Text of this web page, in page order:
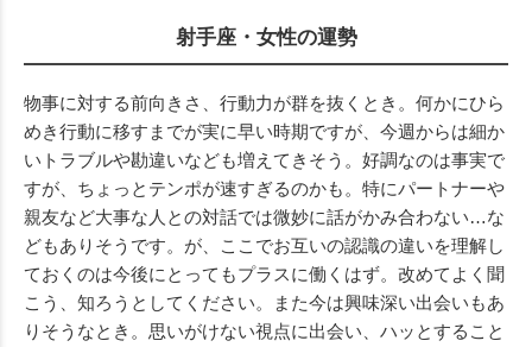
射手座・女性の運勢
物事に対する前向きさ、行動力が群を抜くとき。何かにひら
めき行動に移すまでが実に早い時期ですが、今週からは細か
いトラブルや勘違いなども増えてきそう。好調なのは事実で
すが、ちょっとテンポが速すぎるのかも。特にパートナーや
親友など大事な人との対話では微妙に話がかみ合わない…な
どもありそうです。が、ここでお互いの認識の違いを理解し
ておくのは今後にとってもプラスに働くはず。改めてよく聞
こう、知ろうとしてください。また今は興味深い出会いもあ
りそうなとき。思いがけない視点に出会い、ハッとすること